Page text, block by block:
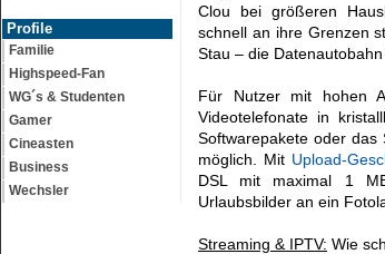
Profile
Familie
Highspeed-Fan
WG´s & Studenten
Gamer
Cineasten
Business
Wechsler
Clou bei größeren
schnell an ihre Grenzen
Stau – die
Für Nutzer mit hohen
Videotelefonate in
Softwarepakete oder das
möglich. Mit Upload-
DSL mit maximal 1
Urlaubsbilder an ein
Streaming & IPTV: Wie